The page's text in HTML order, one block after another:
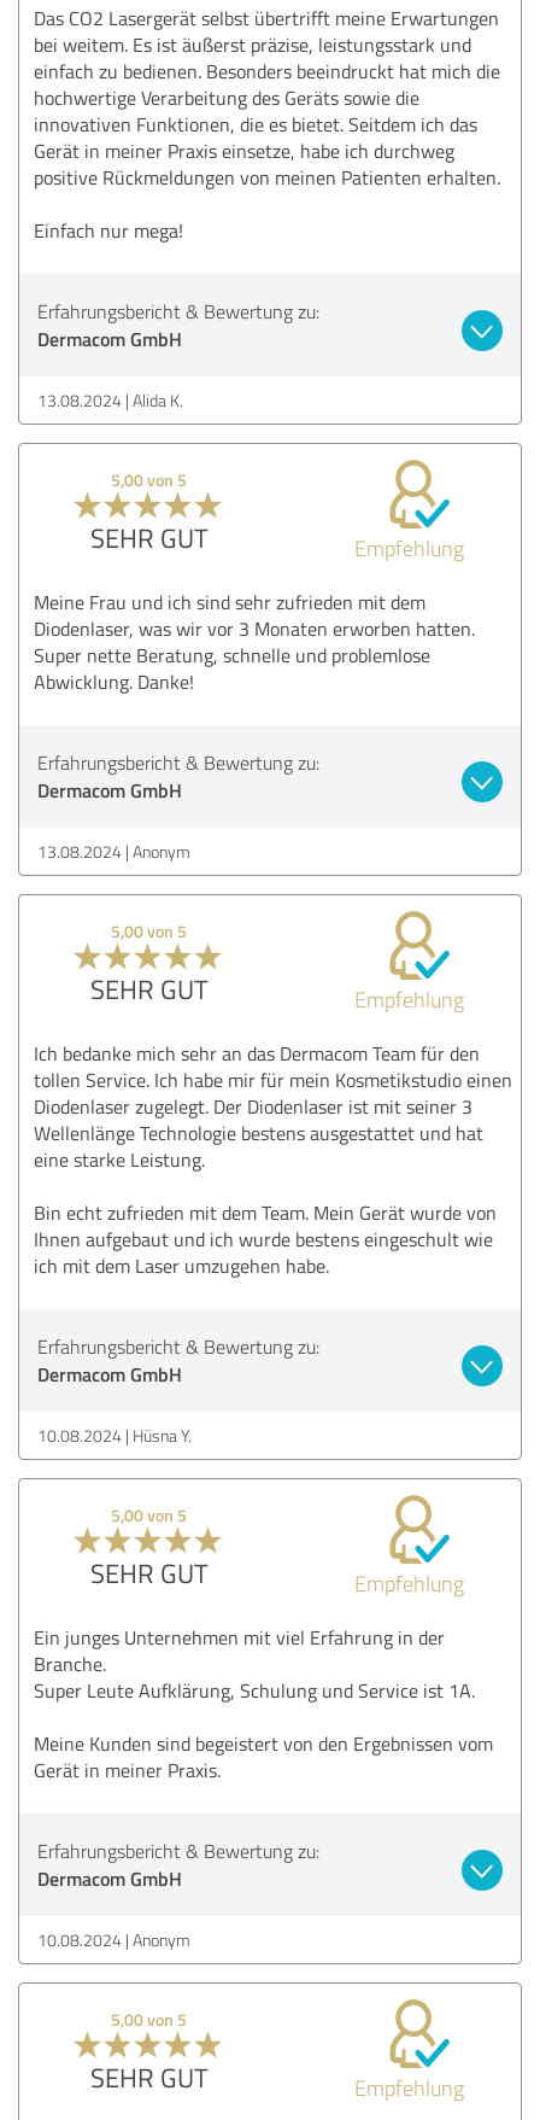
Das CO2 Lasergerät selbst übertrifft meine Erwartungen
bei weitem. Es ist äußerst präzise, leistungsstark und
einfach zu bedienen. Besonders beeindruckt hat mich die
hochwertige Verarbeitung des Geräts sowie die
innovativen Funktionen, die es bietet. Seitdem ich das
Gerät in meiner Praxis einsetze, habe ich durchweg
positive Rückmeldungen von meinen Patienten erhalten.
Einfach nur mega!
Erfahrungsbericht & Bewertung zu:
Dermacom GmbH
13.08.2024 Alida K.
5,00 von 5
SEHR GUT Empfehlung
Meine Frau und ich sind sehr zufrieden mit dem
Diodenlaser, was wir vor 3 Monaten erworben hatten.
Super nette Beratung, schnelle und problemlose
Abwicklung. Danke!
Erfahrungsbericht & Bewertung zu:
Dermacom GmbH
13.08.2024 Anonym
5,00 von 5
SEHR GUT Empfehlung
Ich bedanke mich sehr an das Dermacom Team für den
tollen Service. Ich habe mir für mein Kosmetikstudio einen
Diodenlaser zugelegt. Der Diodenlaser ist mit seiner 3
Wellenlänge Technologie bestens ausgestattet und hat
eine starke Leistung.
Bin echt zufrieden mit dem Team. Mein Gerät wurde von
Ihnen aufgebaut und ich wurde bestens eingeschult wie
ich mit dem Laser umzugehen habe.
Erfahrungsbericht & Bewertung zu:
Dermacom GmbH
10.08.2024 Hüsna Y.
5,00 von 5
SEHR GUT Empfehlung
Ein junges Unternehmen mit viel Erfahrung in der
Branche.
Super Leute Aufklärung, Schulung und Service ist 1A.
Meine Kunden sind begeistert von den Ergebnissen vom
Gerät in meiner Praxis.
Erfahrungsbericht & Bewertung zu:
Dermacom GmbH
10.08.2024 Anonym
5,00 von 5
SEHR GUT Empfehlung